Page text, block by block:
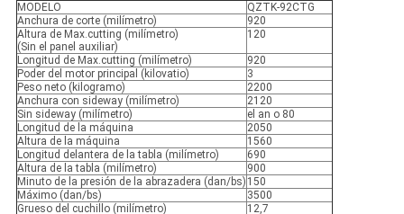
MODELO
QZTK-92CTG
Anchura de corte (milímetro)
920
Altura de Max.cutting (milímetro)
(Sin el panel auxiliar)
120
Longitud de Max.cutting (milímetro)
920
Poder del motor principal (kilovatio)
3
Peso neto (kilogramo)
2200
Anchura con sideway (milímetro)
2120
Sin sideway (milímetro)
el an o 80
Longitud de la máquina
2050
Altura de la máquina
1560
Longitud delantera de la tabla (milímetro)
690
Altura de la tabla (milímetro)
900
Minuto de la presión de la abrazadera (dan/bs) 150
Máximo (dan/bs)
3500
Grueso del cuchillo (milímetro)
12,7